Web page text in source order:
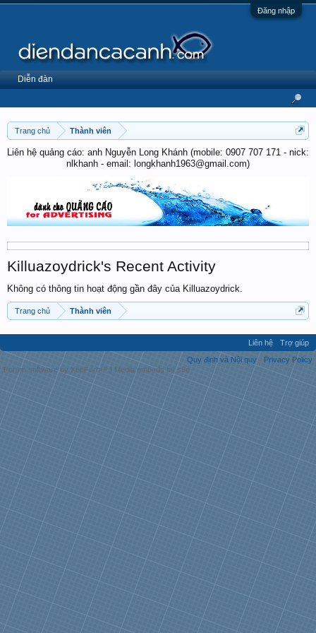
Đăng nhập
Trang chủ Thành viên
Liên hệ quảng cáo: anh Nguyễn Long Khánh (mobile: 0907 707 171 - nick:
nlkhanh - email: longkhanh1963@gmail.com)
Killuazoydrick's Recent Activity
Không có thông tin hoạt động gần đây của Killuazoydrick.
Trang chủ Thành viên
Diễn đàn
Liên hệ
Trợ giúp
Quy định và Nội quy
Privacy Policy
Forum software by XenForo™ | Media embeds by s9e